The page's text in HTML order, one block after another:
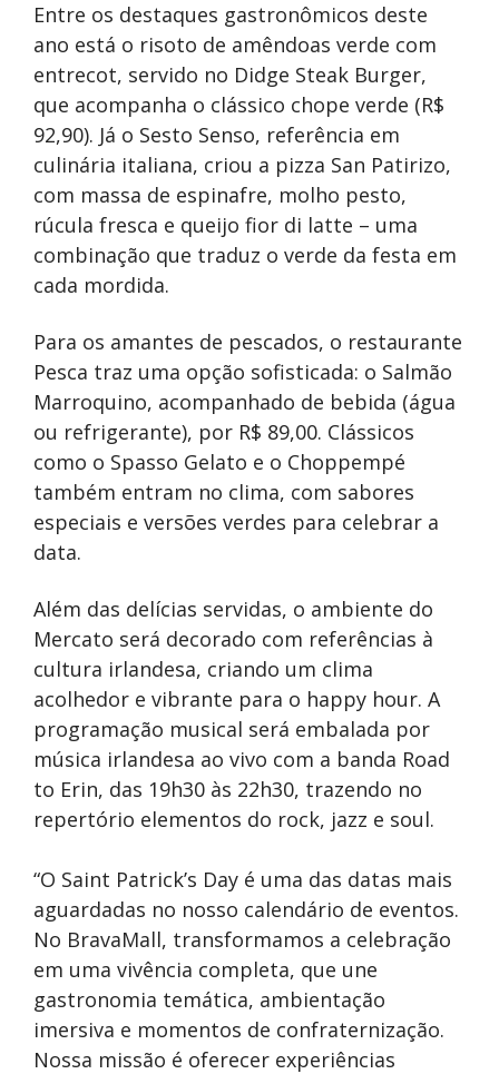
Entre os destaques gastronômicos deste
ano está o risoto de amêndoas verde com
entrecot, servido no Didge Steak Burger,
que acompanha o clássico chope verde (R$
92,90). Já o Sesto Senso, referência em
culinária italiana, criou a pizza San Patirizo,
com massa de espinafre, molho pesto,
rúcula fresca e queijo fior di latte – uma
combinação que traduz o verde da festa em
cada mordida.
Para os amantes de pescados, o restaurante
Pesca traz uma opção sofisticada: o Salmão
Marroquino, acompanhado de bebida (água
ou refrigerante), por R$ 89,00. Clássicos
como o Spasso Gelato e o Choppempé
também entram no clima, com sabores
especiais e versões verdes para celebrar a
data.
Além das delícias servidas, o ambiente do
Mercato será decorado com referências à
cultura irlandesa, criando um clima
acolhedor e vibrante para o happy hour. A
programação musical será embalada por
música irlandesa ao vivo com a banda Road
to Erin, das 19h30 às 22h30, trazendo no
repertório elementos do rock, jazz e soul.
“O Saint Patrick’s Day é uma das datas mais
aguardadas no nosso calendário de eventos.
No BravaMall, transformamos a celebração
em uma vivência completa, que une
gastronomia temática, ambientação
imersiva e momentos de confraternização.
Nossa missão é oferecer experiências